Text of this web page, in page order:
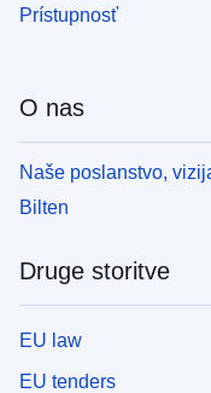
Prístupnosť
O nas
Naše poslanstvo,
Bilten
Druge storitve
EU law
EU tenders